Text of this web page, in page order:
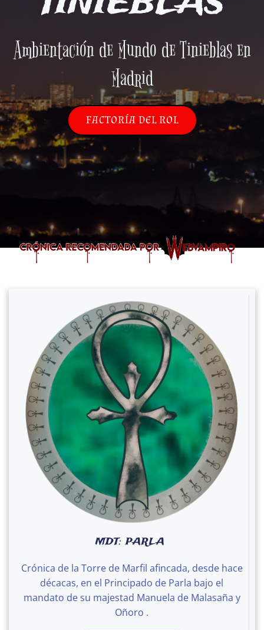
Ambientación de Mundo de Tinieblas en
Madrid
FACTORÍA DEL ROL
MDT: PARLA
Crónica de la Torre de Marfil afincada, desde hace
décacas, en el Principado de Parla bajo el
mandato de su majestad Manuela de Malasaña y
Oñoro .